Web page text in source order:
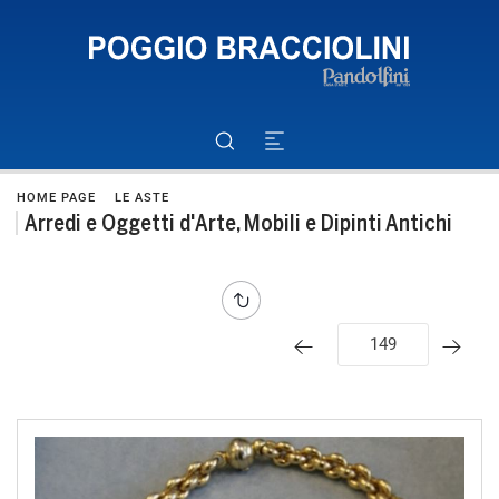
HOME PAGE LE ASTE
Arredi e Oggetti d'Arte, Mobili e Dipinti Antichi